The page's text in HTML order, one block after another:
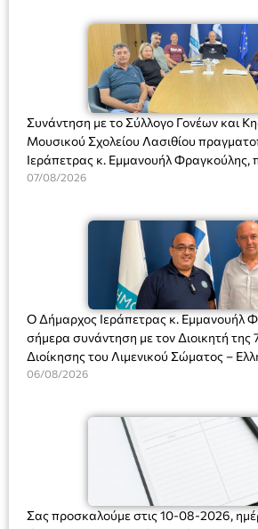
Συνάντηση με το Σύλλογο Γονέων και
Μουσικού Σχολείου Λασιθίου
Ιεράπετρας κ. Εμμανουήλ Φραγκούλης,
Διευθύντριας του σχολείου κας
07/08/2026
Ο Δήμαρχος Ιεράπετρας κ. Εμμανουήλ
σήμερα συνάντηση με τον Διοικητή της
Διοίκησης του Λιμενικού Σώματος –
Ακτοφυλακής (Λ.Σ.-ΕΛ.ΑΚΤ.),
06/08/2026
Σας προσκαλούμε στις 10-08-2026,